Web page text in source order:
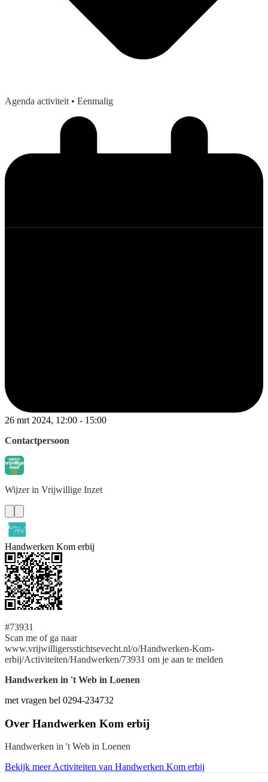
Agenda activiteit • Eenmalig
26 mrt 2024, 12:00 - 15:00
Contactpersoon
Wijzer in Vrijwillige Inzet
Handwerken Kom erbij
#73931
Scan me of ga naar
www.vrijwilligersstichtsevecht.nl/o/Handwerken-Kom-
erbij/Activiteiten/Handwerken/73931 om je aan te melden
Handwerken in 't Web in Loenen
met vragen bel 0294-234732
Over Handwerken Kom erbij
Handwerken in 't Web in Loenen
Bekijk meer Activiteiten van Handwerken Kom erbij